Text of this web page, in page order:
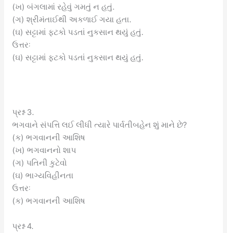
(ખ) બંગલામાં રહેવું ગમતું ન હતું.
(ગ) શ્રીમંતાઈથી અકળાઈ ગયા હતા.
(ઘ) સટ્ટામાં ફટકો પડતાં નુકસાન થયું હતું.
ઉત્તરઃ
(ઘ) સટ્ટામાં ફટકો પડતાં નુકસાન થયું હતું.
પ્રશ્ન 3.
ભગવાને સંપત્તિ લઈ લીધી ત્યારે પાર્વતીબહેન શું માને છે?
(ક) ભગવાનની આશિષ
(ખ) ભગવાનનો શાપ
(ગ) પતિની કુટેવો
(ઘ) ભાગ્યવિહીનતા
ઉત્તરઃ
(ક) ભગવાનની આશિષ
પ્રશ્ન 4.